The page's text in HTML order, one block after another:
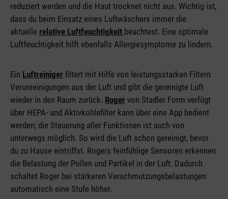
reduziert werden und die Haut trocknet nicht aus. Wichtig ist,
dass du beim Einsatz eines Luftwäschers immer die
aktuelle relative Luftfeuchtigkeit beachtest. Eine optimale
Luftfeuchtigkeit hilft ebenfalls Allergiesymptome zu lindern.
Ein Luftreiniger filtert mit Hilfe von leistungsstarken Filtern
Verunreinigungen aus der Luft und gibt die gereinigte Luft
wieder in den Raum zurück. Roger von Stadler Form verfügt
über HEPA- und Aktivkohlefilter kann über eine App bedient
werden; die Steuerung aller Funktionen ist auch von
unterwegs möglich. So wird die Luft schon gereinigt, bevor
du zu Hause eintriffst. Rogers feinfühlige Sensoren erkennen
die Belastung der Pollen und Partikel in der Luft. Dadurch
schaltet Roger bei stärkeren Verschmutzungsbelastungen
automatisch eine Stufe höher.